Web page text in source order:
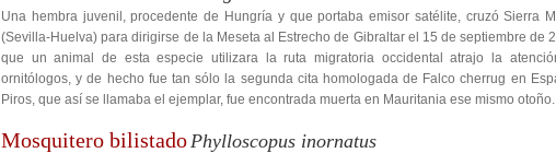
Una hembra juvenil, procedente de Hungría y que portaba emisor satélite, cruzó Sierra
(Sevilla-Huelva) para dirigirse de la Meseta al Estrecho de Gibraltar el 15 de septiembre de
que un animal de esta especie utilizara la ruta migratoria occidental atrajo la
ornitólogos, y de hecho fue tan sólo la segunda cita homologada de Falco cherrug en
Piros, que así se llamaba el ejemplar, fue encontrada muerta en Mauritania ese mismo otoño.
Mosquitero bilistadoPhylloscopus inornatus